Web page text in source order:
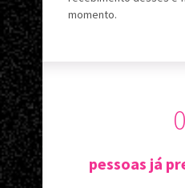
momento.
0
pessoas já